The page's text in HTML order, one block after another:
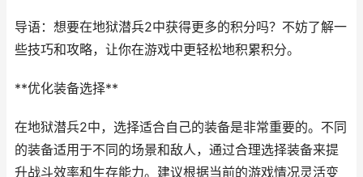
导语：想要在地狱潜兵2中获得更多的积分吗？不妨了解一
些技巧和攻略，让你在游戏中更轻松地积累积分。
**优化装备选择**
在地狱潜兵2中，选择适合自己的装备是非常重要的。不同
的装备适用于不同的场景和敌人，通过合理选择装备来提
升战斗效率和生存能力。建议根据当前的游戏情况灵活变